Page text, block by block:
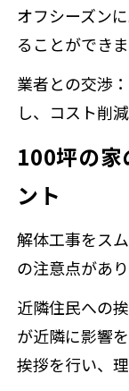
オフシーズン
ることができま
業者との交渉
し、コスト削
100坪の家
ント
解体工事をス
の注意点があり
近隣住民への
が近隣に影響
挨拶を行い、